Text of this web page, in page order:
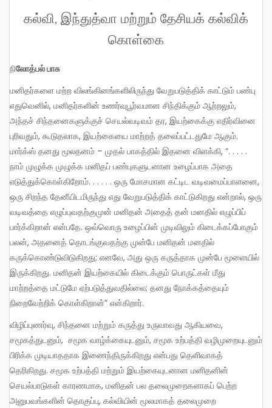
கல்வி, இந்துத்வா மற்றும் தேசியக் கல்விக்
கொள்கை
நிலோத்பல் பாசு
மனிதர்களை மற்ற விலங்கினங்களிலிருந்து வேறுபடுத்திக் காட்டும் பண்பு
எதுவெனில், மனிதர்களின் உணர்வுபூர்வமான சிந்திக்கும் ஆற்றலும்,
அந்தச் சிந்தனைகளுக்குச் செயல்வடிவம் தர, இயற்கைக்கு எதிர்வினை
புரிவதும், கூடுதலாக, இயற்கையை மாற்றத் தலைப்பட்டதுமே ஆகும்.
மார்க்ஸ் தனது மூலதனம் – முதல் பாகத்தில் இதனை விளக்கி, “. . . . .
நாம் முழுக்க முழுக்க மனிதப் பண்புகளுடனான உழைப்பாக அதை
எடுத்துக்கொள்கிறோம். . . . . . ஒரு மோசமான கட்டிட வடிவமைப்பாளனை,
ஒரு சிறந்த தேனீயிடமிருந்து எது வேறுபடுத்திக் காட்டுகிறது என்றால், ஒரு
வடிவத்தை எழுப்புவதற்குமுன் மனிதன் அதைத் தன் மனதில் எழுப்பிப்
பார்க்கிறான் என்பதே. ஒவ்வொரு உழைப்பின் முடிவிலும் கிடைக்கப்போகும்
பலன், அதனைத் தொடங்குவதற்கு முன்பே மனிதன் மனதில்
கருக்கொண்டுவிடுகிறது; எனவே, அது ஒரு கருத்தாக முன்பே மூளையில்
இருக்கிறது. மனிதன் இயற்கையில் கிடைக்கும் பொருட்கள் மீது
மாற்றத்தை மட்டுமே ஏற்படுத்துவதில்லை; தனது நோக்கத்தையும்
நிறைவேற்றிக் கொள்கிறான்” என்கிறார்.
விழிப்புணர்வு, சிந்தனை மற்றும் கருத்து உருவாவது ஆகியவை,
சமூகத்துடனும், சமூக வாழ்க்கையுடனும், சமூக உற்பத்தி வழிமுறையுடனும்
பிரிக்க முடியாததாக இணைந்திருக்கிறது என்பது தெளிவாகத்
தெரிகிறது. சமூக உற்பத்தி மற்றும் இயற்கையுடனான மனிதனின்
செயல்பாடுகள் காரணமாக, மனிதன் பல தலைமுறைகளாகப் பெற்ற
அனுபவங்களின் தொகுப்பு, கல்வியின் மூலமாகத் தலைமுறை